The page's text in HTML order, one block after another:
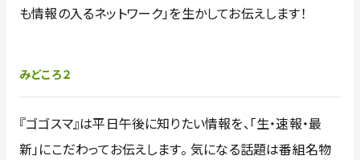
も情報の入るネットワーク」を生かしてお伝えします！
みどころ２
『ゴゴスマ』は平日午後に知りたい情報を、「生・速報・最
新」にこだわってお伝えします。 気になる話題は番組名物